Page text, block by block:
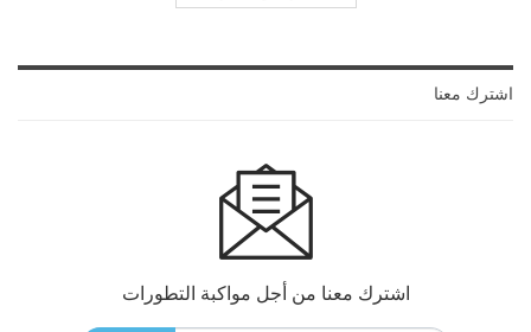
اشترك معنا
اشترك معنا من أجل مواكبة التطورات